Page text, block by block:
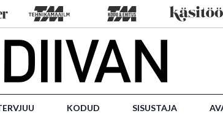
KODUD SISUSTAJA